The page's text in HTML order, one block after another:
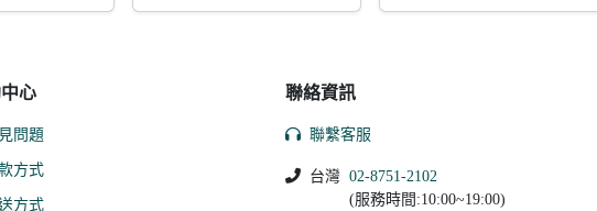
心
問題
方式
方式
聯絡資訊
聯繫客服
台灣 02-8751-2102
(服務時間:10:00~19:00)